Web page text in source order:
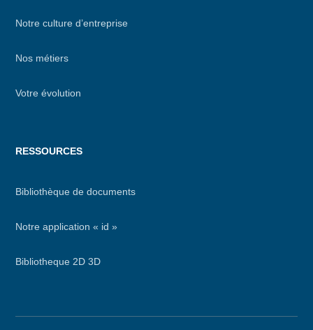
Notre culture d’entreprise
Nos métiers
Votre évolution
RESSOURCES
Bibliothèque de documents
Notre application « id »
Bibliotheque 2D 3D